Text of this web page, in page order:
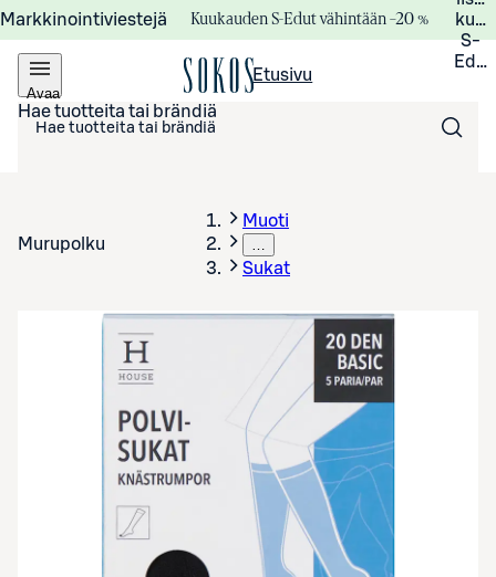
Markkinointiviestejä Kuukauden S-Edut vähintään –20 %
S-
Avaa
valikko
Etusivu
Hae tuotteita tai brändiä
Murupolku
Muoti
…
Sukat
Avaa tuotekuva suurennettuna